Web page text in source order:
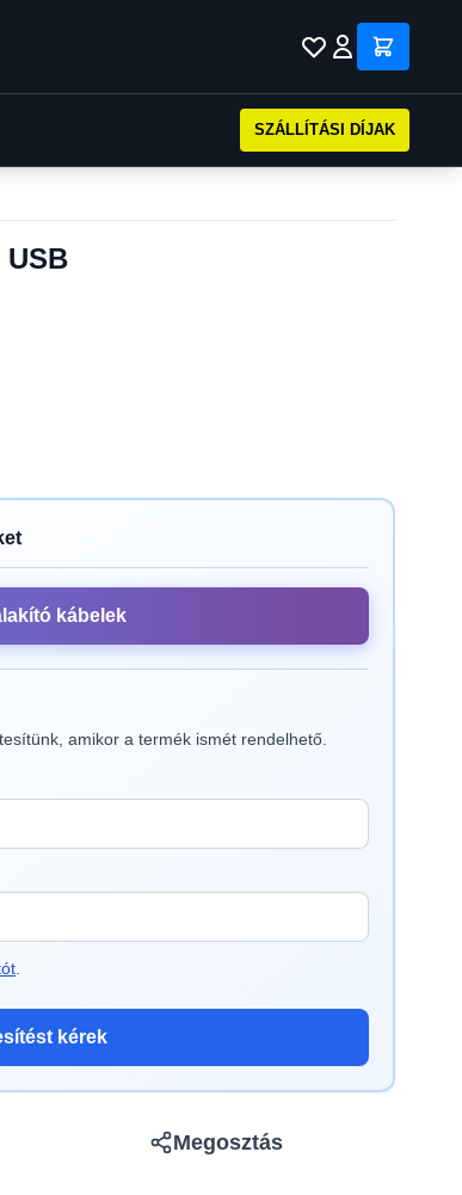
SZÁLLÍTÁSI DÍJAK
kábelek
amikor a termék ismét rendelhető.
kérek
Megosztás